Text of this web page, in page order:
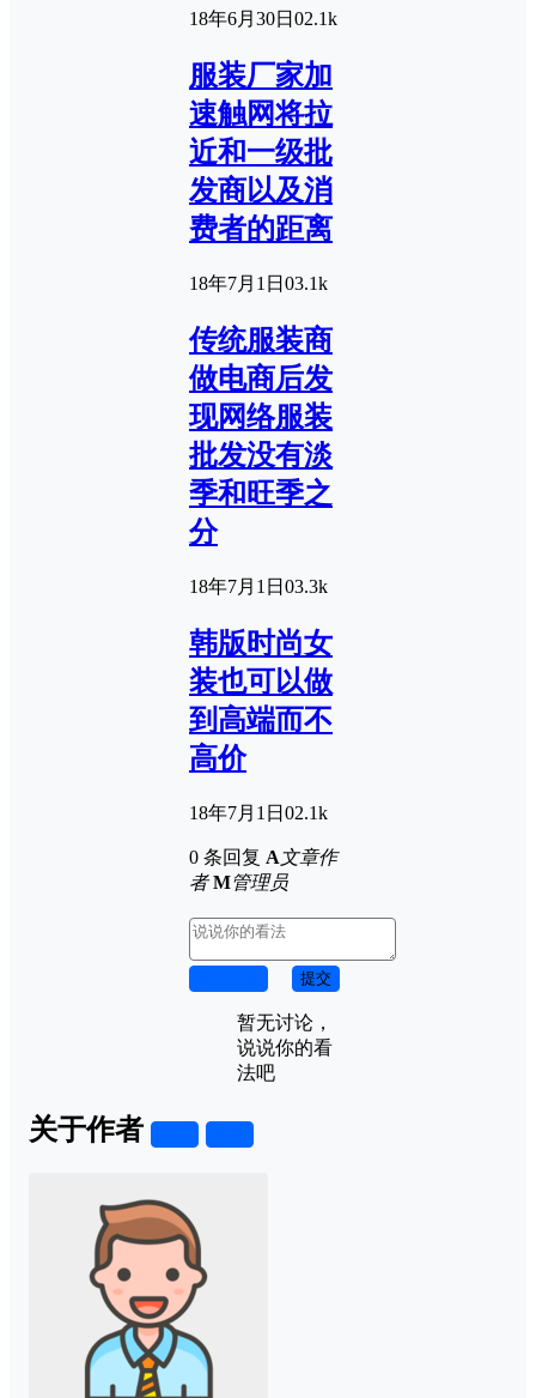
18年6月30日 02.1k
服装厂家加
速触网将拉
近和一级批
发商以及消
费者的距离
18年7月1日 03.1k
传统服装商
做电商后发
现网络服装
批发没有淡
季和旺季之
分
18年7月1日 03.3k
韩版时尚女
装也可以做
到高端而不
高价
18年7月1日 02.1k
0 条回复 A文章作
者 M管理员
提交
暂无讨论，
说说你的看
法吧
关于作者